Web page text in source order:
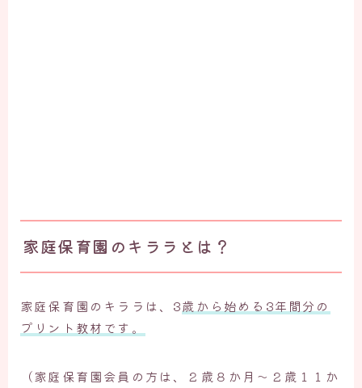
家庭保育園のキララとは？
家庭保育園のキララは、3歳から始める3年間分の
プリント教材です。
（家庭保育園会員の方は、２歳８か月～２歳１１か